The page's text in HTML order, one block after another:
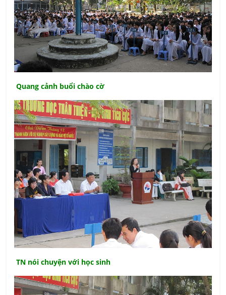
Quang cảnh buổi chào cờ
TN nói chuyện với học sinh